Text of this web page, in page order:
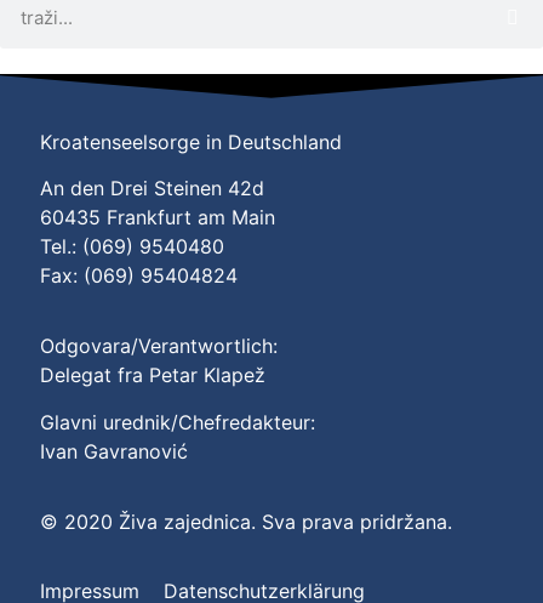
Kroatenseelsorge in Deutschland
An den Drei Steinen 42d
60435 Frankfurt am Main
Tel.: (069) 9540480
Fax: (069) 95404824
Odgovara/Verantwortlich:
Delegat fra Petar Klapež
Glavni urednik/Chefredakteur:
Ivan Gavranović
© 2020 Živa zajednica. Sva prava pridržana.
Impressum
Datenschutzerklärung